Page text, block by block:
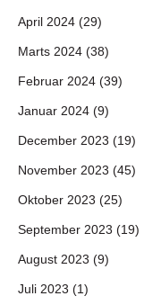
April 2024 (29)
Marts 2024 (38)
Februar 2024 (39)
Januar 2024 (9)
December 2023 (19)
November 2023 (45)
Oktober 2023 (25)
September 2023 (19)
August 2023 (9)
Juli 2023 (1)